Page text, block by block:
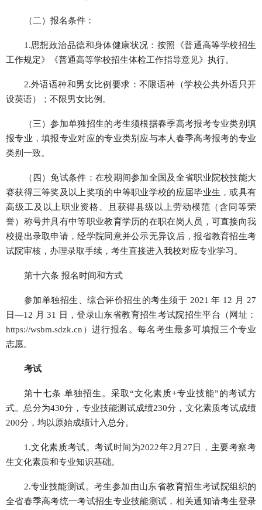
（二）报名条件：
1.思想政治品德和身体健康状况：按照《普通高等学校招生
工作规定》《普通高等学校招生体检工作指导意见》执行。
2.外语语种和男女比例要求：不限语种（学校公共外语只开
设英语）；不限男女比例。
（三）参加单独招生的考生须根据春季高考报考专业类别填
报专业，填报专业对应的专业类别应与本人春季高考报考的专业
类别一致。
（四）免试条件：在校期间参加全国及全省职业院校技能大
赛获得三等奖及以上奖项的中等职业学校的应届毕业生，或具有
高级工及以上职业资格、且获得县级以上劳动模范（含同等荣
誉）称号并具有中等职业教育学历的在职在岗人员，可直接向我
校提出录取申请，经学院同意并公示无异议后，报省教育招生考
试院审核，办理录取手续，考生直接进入我校对应专业学习。
第十六条 报名时间和方式
参加单独招生、综合评价招生的考生须于 2021 年 12 月 27
日—12 月 31 日，登录山东省教育招生考试院招生平台（网址：
https://wsbm.sdzk.cn）进行报名。每名考生最多可填报三个专业
志愿。
考试
第十七条 单独招生。采取“文化素质+专业技能”的考试方
式。总分为430分，专业技能测试成绩230分，文化素质考试成绩
200分，均以原始成绩计入总分。
1.文化素质考试。考试时间为2022年2月27日，主要考察考
生文化素质和专业知识基础。
2.专业技能测试。考生参加由山东省教育招生考试院组织的
全省春季高考统一考试招生专业技能测试，相关通知请考生登录